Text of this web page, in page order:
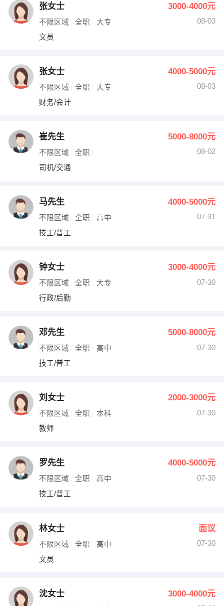
张女士 3000-4000元
不限区域 全职 大专
08-03
文员
张女士 4000-5000元
不限区域 全职 大专
08-03
财务/会计
崔先生 5000-8000元
不限区域 全职
08-02
司机/交通
马先生 4000-5000元
不限区域 全职 高中
07-31
技工/普工
钟女士 3000-4000元
不限区域 全职 大专
07-30
行政/后勤
邓先生 5000-8000元
不限区域 全职 高中
07-30
技工/普工
刘女士 2000-3000元
不限区域 全职 本科
07-30
教师
罗先生 4000-5000元
不限区域 全职 高中
07-30
技工/普工
林女士 面议
不限区域 全职 高中
07-30
文员
沈女士 3000-4000元